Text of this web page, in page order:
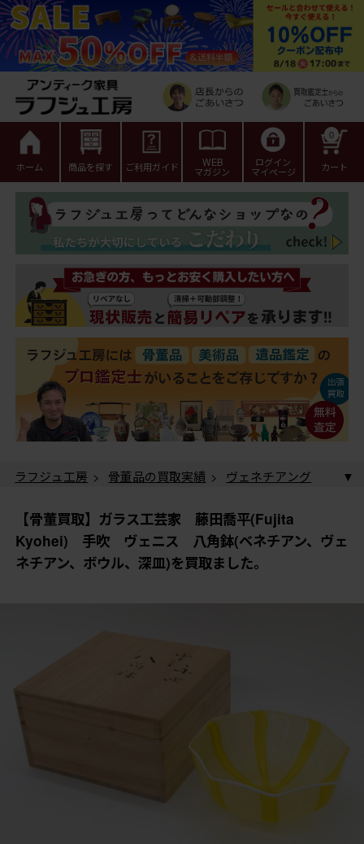
ホーム 商品を探す ご利用ガイド WEB
マガジン
ログイン
マイページ カート
0
ラフジュ工房 > 骨董品の買取実績 >
ヴェネチアング
買取実績 > 【骨董買取】ガラス工芸家 藤田喬平(Fujita
Kyohei) 手吹 ヴェニス 八角鉢(ベネチアン、ヴェネ
チアン、ボウル、深皿)を買取ました。
【骨董買取】ガラス工芸家 藤田喬平(Fujita
Kyohei) 手吹 ヴェニス 八角鉢(ベネチアン、ヴェ
ネチアン、ボウル、深皿)を買取ました。